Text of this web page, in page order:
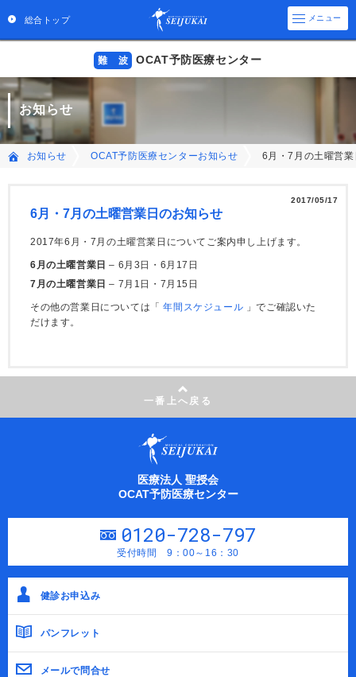
総合トップ メニュー
難 波 OCAT予防医療センター
お知らせ
お知らせ OCAT予防医療センターお知らせ 6月・7月の土曜営
2017/05/17
6月・7月の土曜営業日のお知らせ
2017年6月・7月の土曜営業日についてご案内申し上げます。
6月の土曜営業日 – 6月3日・6月17日
7月の土曜営業日 – 7月1日・7月15日
その他の営業日については「年間スケジュール 」でご確認いた
だけます。
一番上へ戻る
医療法人 聖授会
OCAT予防医療センター
0120-728-797
受付時間 9：00～16：30
健診お申込み
パンフレット
メールで問合せ